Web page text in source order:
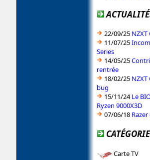
22/09/25
11/07/25
Series
14/05/25
rentrée
18/02/25
bug
15/11/24Le
Ryzen 9000X3D
07/06/18
Carte TV